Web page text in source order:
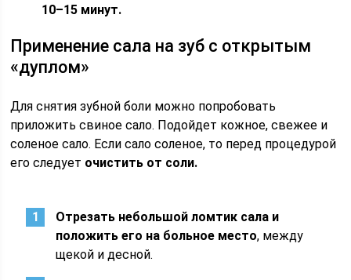
10–15 минут.
Применение сала на зуб с открытым
«дуплом»
Для снятия зубной боли можно попробовать
приложить свиное сало. Подойдет кожное, свежее и
соленое сало. Если сало соленое, то перед процедурой
его следует очистить от соли.
Отрезать небольшой ломтик сала и
положить его на больное место, между
щекой и десной.